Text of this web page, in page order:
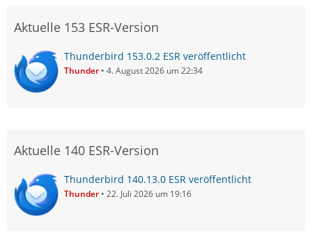
Aktuelle 153 ESR-Version
Thunderbird 153.0.2 ESR veröffentlicht
Thunder 4. August 2026 um 22:34
Aktuelle 140 ESR-Version
Thunderbird 140.13.0 ESR veröffentlicht
Thunder 22. Juli 2026 um 19:16